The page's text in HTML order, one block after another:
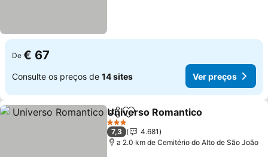
De € 67
Consulte os preços de 14 sites Ver preços
PartilharAdicionar aos favoritos
Universo Romantico
3 Estrelas
7,3
4.681
a 2.0 km de Cemitério do Alto de São João